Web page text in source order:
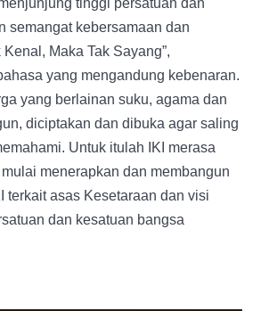
semangat kebersamaan dan
Kenal, Maka Tak Sayang”,
yang mengandung kebenaran.
yang berlainan suku, agama dan
diciptakan dan dibuka agar saling
Untuk itulah IKI merasa
menerapkan dan membangun
terkait asas Kesetaraan dan visi
dan kesatuan bangsa